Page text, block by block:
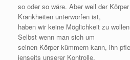
so oder so wäre. Aber weil der
Krankheiten unterworfen ist,
haben wir keine Möglichkeit zu
Selbst wenn man sich um
seinen Körper kümmern kann, ihn
jenseits unserer Kontrolle.